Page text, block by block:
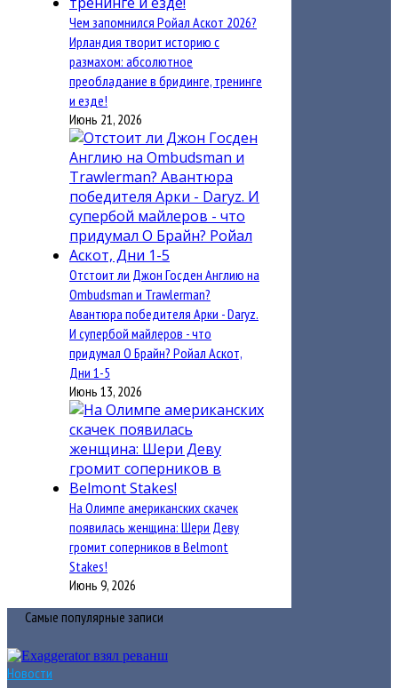
Чем запомнился Ройал Аскот 2026?
Ирландия творит историю с
размахом: абсолютное
преобладание в бридинге, тренинге
и езде!
Июнь 21, 2026
Отстоит ли Джон Госден Англию на
Ombudsman и Trawlerman?
Авантюра победителя Арки - Daryz.
И супербой майлеров - что
придумал О Брайн? Ройал Аскот,
Дни 1-5
Июнь 13, 2026
На Олимпе американских скачек
появилась женщина: Шери Деву
громит соперников в Belmont
Stakes!
Июнь 9, 2026
Самые популярные записи
Новости